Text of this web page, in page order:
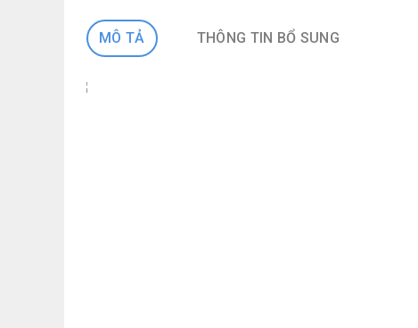
MÔ TẢ THÔNG TIN BỔ SUNG